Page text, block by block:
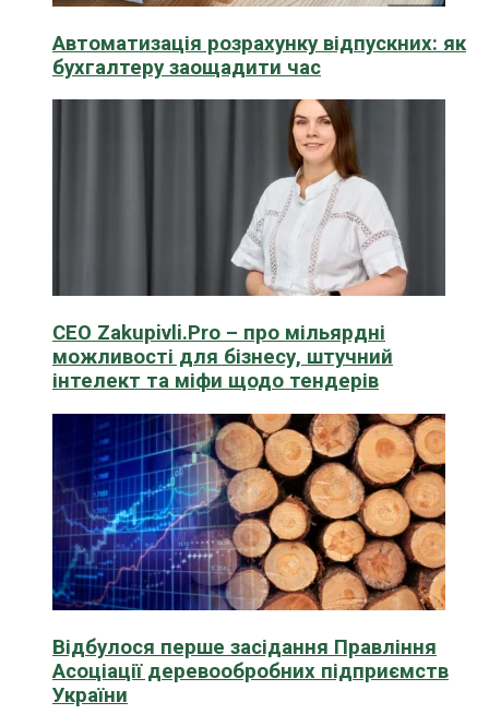
Автоматизація розрахунку відпускних: як
бухгалтеру заощадити час
CEO Zakupivli.Pro – про мільярдні
можливості для бізнесу, штучний
інтелект та міфи щодо тендерів
Відбулося перше засідання Правління
Асоціації деревообробних підприємств
України